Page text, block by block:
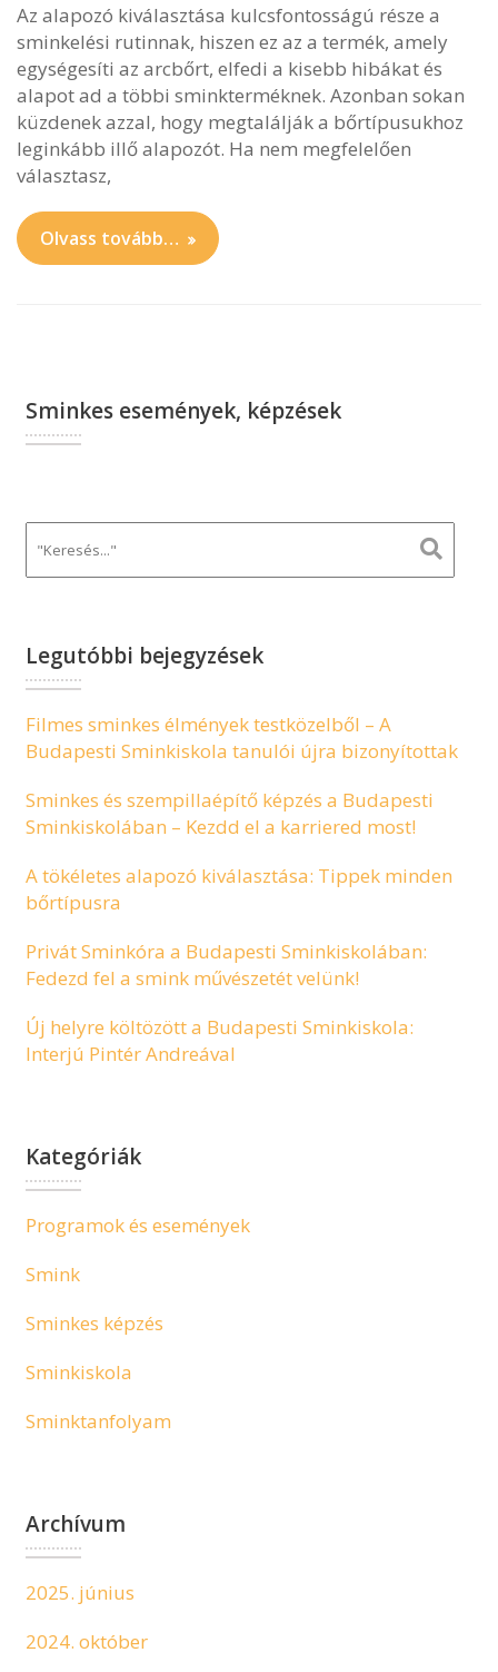
Az alapozó kiválasztása kulcsfontosságú része a
sminkelési rutinnak, hiszen ez az a termék, amely
egységesíti az arcbőrt, elfedi a kisebb hibákat és
alapot ad a többi sminkterméknek. Azonban sokan
küzdenek azzal, hogy megtalálják a bőrtípusukhoz
leginkább illő alapozót. Ha nem megfelelően
választasz,
Olvass tovább…
Sminkes események, képzések
Legutóbbi bejegyzések
Filmes sminkes élmények testközelből – A
Budapesti Sminkiskola tanulói újra bizonyítottak
Sminkes és szempillaépítő képzés a Budapesti
Sminkiskolában – Kezdd el a karriered most!
A tökéletes alapozó kiválasztása: Tippek minden
bőrtípusra
Privát Sminkóra a Budapesti Sminkiskolában:
Fedezd fel a smink művészetét velünk!
Új helyre költözött a Budapesti Sminkiskola:
Interjú Pintér Andreával
Kategóriák
Programok és események
Smink
Sminkes képzés
Sminkiskola
Sminktanfolyam
Archívum
2025. június
2024. október